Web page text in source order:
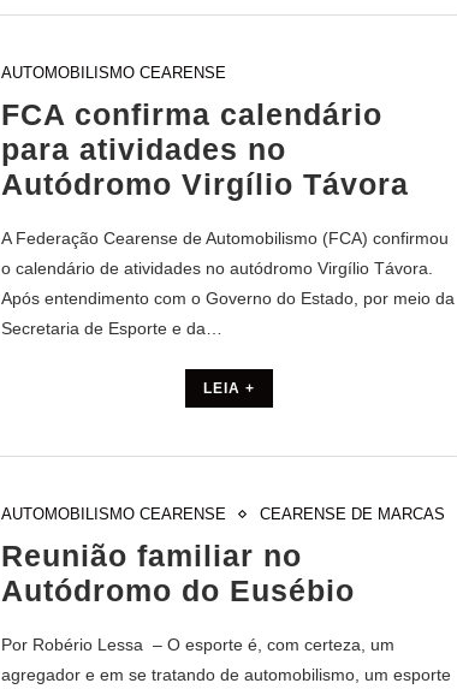
AUTOMOBILISMO CEARENSE
FCA confirma calendário
para atividades no
Autódromo Virgílio Távora
A Federação Cearense de Automobilismo (FCA) confirmou
o calendário de atividades no autódromo Virgílio Távora.
Após entendimento com o Governo do Estado, por meio da
Secretaria de Esporte e da…
LEIA +
AUTOMOBILISMO CEARENSE CEARENSE DE MARCAS
Reunião familiar no
Autódromo do Eusébio
Por Robério Lessa – O esporte é, com certeza, um
agregador e em se tratando de automobilismo, um esporte